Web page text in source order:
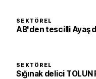
SEKTÖREL
AB'den tescilli Ayaş
SEKTÖREL
Sığınak delici